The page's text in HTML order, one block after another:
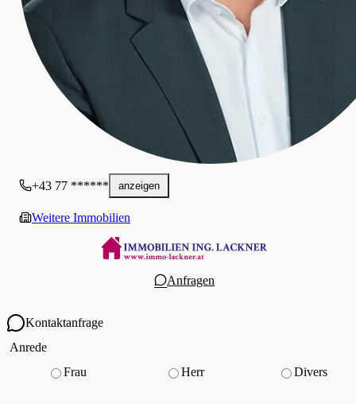
+43 77 ****** anzeigen
Weitere Immobilien
Anfragen
Kontaktanfrage
Ihre Kontaktdaten
Anrede
Frau
Herr
Divers